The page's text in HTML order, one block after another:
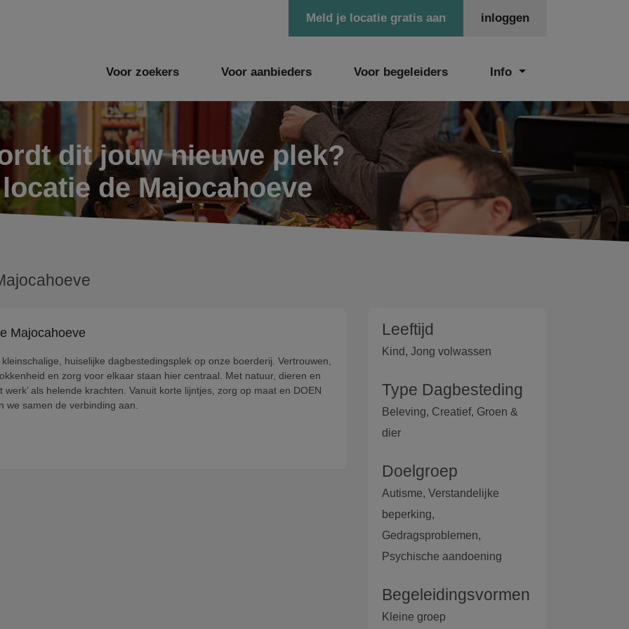
inloggen
Meld je locatie gratis aan
Voor zoekers Voor aanbieders Voor begeleiders Info
dit jouw nieuwe plek?
locatie de Majocahoeve
kleinschalige, huiselijke dagbestedingsplek op onze boerderij. Vertrouwen,
en zorg voor elkaar staan hier centraal. Met natuur, dieren en
werk’ als helende krachten. Vanuit korte lijntjes, zorg op maat en DOEN
we samen de verbinding aan.
Leeftijd
Kind, Jong volwassen
Type Dagbesteding
Beleving, Creatief, Groen &
dier
Doelgroep
Autisme, Verstandelijke
beperking,
Gedragsproblemen,
Psychische aandoening
Begeleidingsvormen
Kleine groep